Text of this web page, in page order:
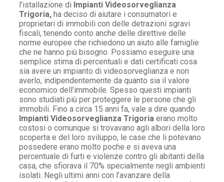
l’istallazione di Impianti Videosorveglianza
Trigoria, ha deciso di aiutare i consumatori e
proprietari di immobili con delle detrazioni sgravi
fiscali, tenendo conto anche delle direttive delle
norme europee che richiedono un aiuto alle famiglie
che ne hanno più bisogno. Possiamo eseguire una
semplice stima di percentuali e dati certificati cosa
sia avere un impianto di videosorveglianza e non
averlo, indipendentemente da quanto sia il valore
economico dell’immobile. Spesso questi impianti
sono studiati più per proteggere le persone che gli
immobili. Fino a circa 15 anni fa, vale a dire quando
Impianti Videosorveglianza Trigoria erano molto
costosi o comunque si trovavano agli albori della loro
scoperta e del loro sviluppo, le case che li potevano
possedere erano molto poche e si aveva una
percentuale di furti e violenze contro gli abitanti della
casa, che sfiorava il 70% specialmente negli ambienti
isolati. Negli ultimi anni con l’avanzare della